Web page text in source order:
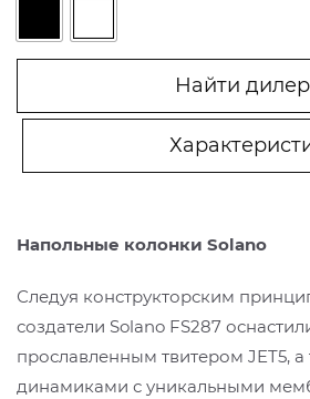
Найти
Напольные колонки Solano
Следуя конструкторским
создатели Solano FS287
прославленным твитером JET5,
динамиками с уникальными